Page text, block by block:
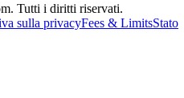
Tutti i diritti riservati.
sulla privacyFees & LimitsStato